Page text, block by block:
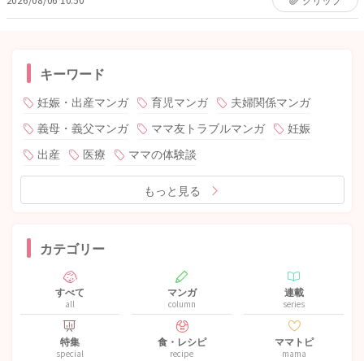
キーワード
妊娠・出産マンガ 育児マンガ
夫婦関係マンガ
義母・義父マンガ
ママ友トラブルマンガ
妊娠
出産
医療 ママの体験談
もっと見る
カテゴリー
すべて
all
マンガ
column
連載
series
特集
special
食・レシピ
recipe
ママトピ
mama